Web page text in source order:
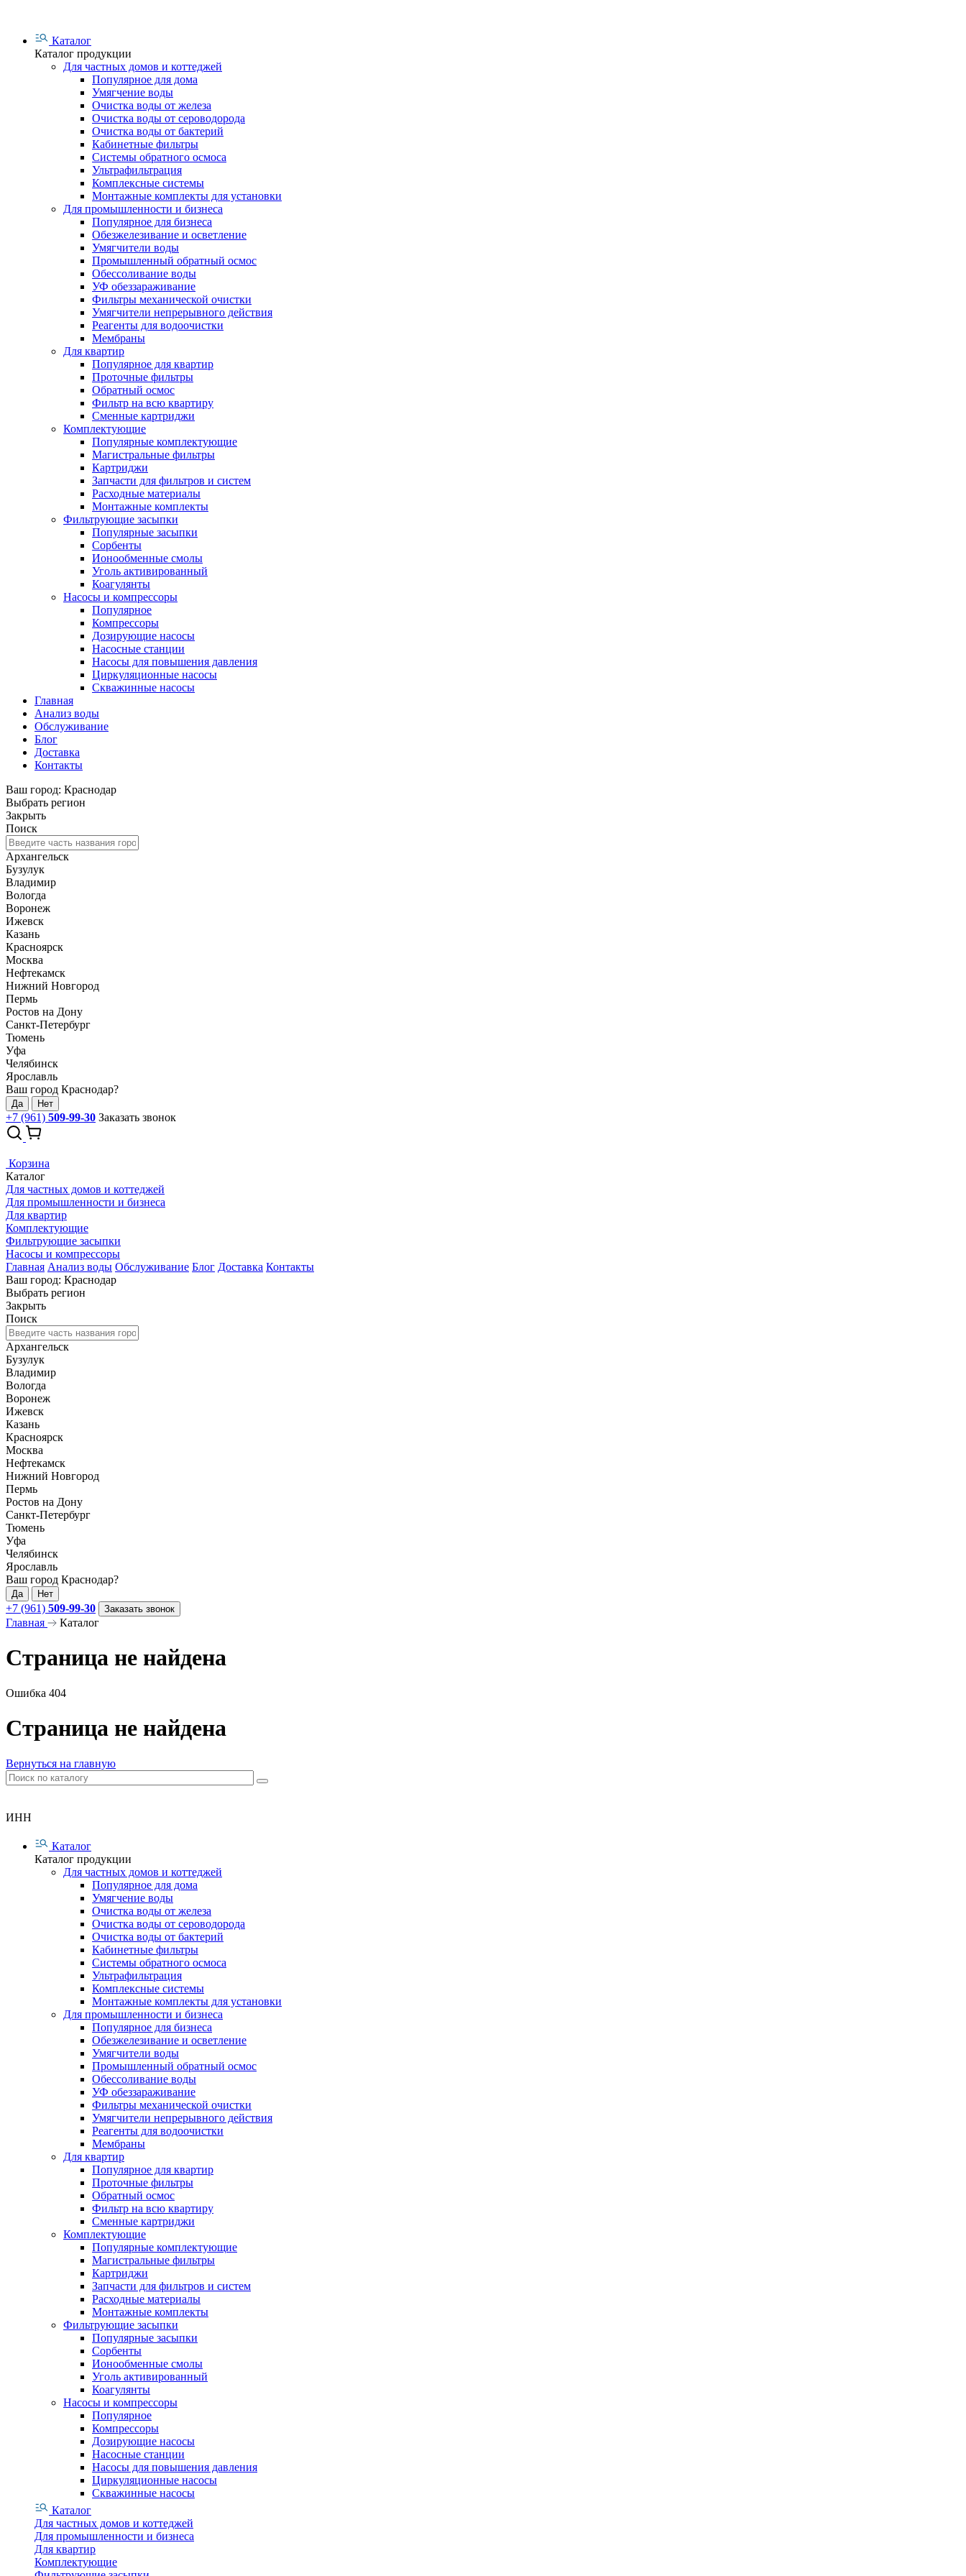
Каталог
Каталог продукции
Для частных домов и коттеджей
Популярное для дома
Умягчение воды
Очистка воды от железа
Очистка воды от сероводорода
Очистка воды от бактерий
Кабинетные фильтры
Системы обратного осмоса
Ультрафильтрация
Комплексные системы
Монтажные комплекты для установки
Для промышленности и бизнеса
Популярное для бизнеса
Обезжелезивание и осветление
Умягчители воды
Промышленный обратный осмос
Обессоливание воды
УФ обеззараживание
Фильтры механической очистки
Умягчители непрерывного действия
Реагенты для водоочистки
Мембраны
Для квартир
Популярное для квартир
Проточные фильтры
Обратный осмос
Фильтр на всю квартиру
Сменные картриджи
Комплектующие
Популярные комплектующие
Магистральные фильтры
Картриджи
Запчасти для фильтров и систем
Расходные материалы
Монтажные комплекты
Фильтрующие засыпки
Популярные засыпки
Сорбенты
Ионообменные смолы
Уголь активированный
Коагулянты
Насосы и компрессоры
Популярное
Компрессоры
Дозирующие насосы
Насосные станции
Насосы для повышения давления
Циркуляционные насосы
Скважинные насосы
Главная
Анализ воды
Обслуживание
Блог
Доставка
Контакты
Ваш город: Краснодар
Выбрать регион
Закрыть
Поиск
Архангельск
Бузулук
Владимир
Вологда
Воронеж
Ижевск
Казань
Красноярск
Москва
Нефтекамск
Нижний Новгород
Пермь
Ростов на Дону
Санкт-Петербург
Тюмень
Уфа
Челябинск
Ярославль
Ваш город Краснодар?
Да Нет
+7 (961) 509-99-30 Заказать звонок
Корзина
Каталог
Для частных домов и коттеджей
Для промышленности и бизнеса
Для квартир
Комплектующие
Фильтрующие засыпки
Насосы и компрессоры
Главная Анализ воды Обслуживание Блог Доставка Контакты
Ваш город: Краснодар
Выбрать регион
Закрыть
Поиск
Архангельск
Бузулук
Владимир
Вологда
Воронеж
Ижевск
Казань
Красноярск
Москва
Нефтекамск
Нижний Новгород
Пермь
Ростов на Дону
Санкт-Петербург
Тюмень
Уфа
Челябинск
Ярославль
Ваш город Краснодар?
Да Нет
+7 (961) 509-99-30 Заказать звонок
Главная Каталог
Страница не найдена
Ошибка 404
Страница не найдена
Вернуться на главную
ИНН
Каталог
Каталог продукции
Для частных домов и коттеджей
Популярное для дома
Умягчение воды
Очистка воды от железа
Очистка воды от сероводорода
Очистка воды от бактерий
Кабинетные фильтры
Системы обратного осмоса
Ультрафильтрация
Комплексные системы
Монтажные комплекты для установки
Для промышленности и бизнеса
Популярное для бизнеса
Обезжелезивание и осветление
Умягчители воды
Промышленный обратный осмос
Обессоливание воды
УФ обеззараживание
Фильтры механической очистки
Умягчители непрерывного действия
Реагенты для водоочистки
Мембраны
Для квартир
Популярное для квартир
Проточные фильтры
Обратный осмос
Фильтр на всю квартиру
Сменные картриджи
Комплектующие
Популярные комплектующие
Магистральные фильтры
Картриджи
Запчасти для фильтров и систем
Расходные материалы
Монтажные комплекты
Фильтрующие засыпки
Популярные засыпки
Сорбенты
Ионообменные смолы
Уголь активированный
Коагулянты
Насосы и компрессоры
Популярное
Компрессоры
Дозирующие насосы
Насосные станции
Насосы для повышения давления
Циркуляционные насосы
Скважинные насосы
Каталог
Для частных домов и коттеджей
Для промышленности и бизнеса
Для квартир
Комплектующие